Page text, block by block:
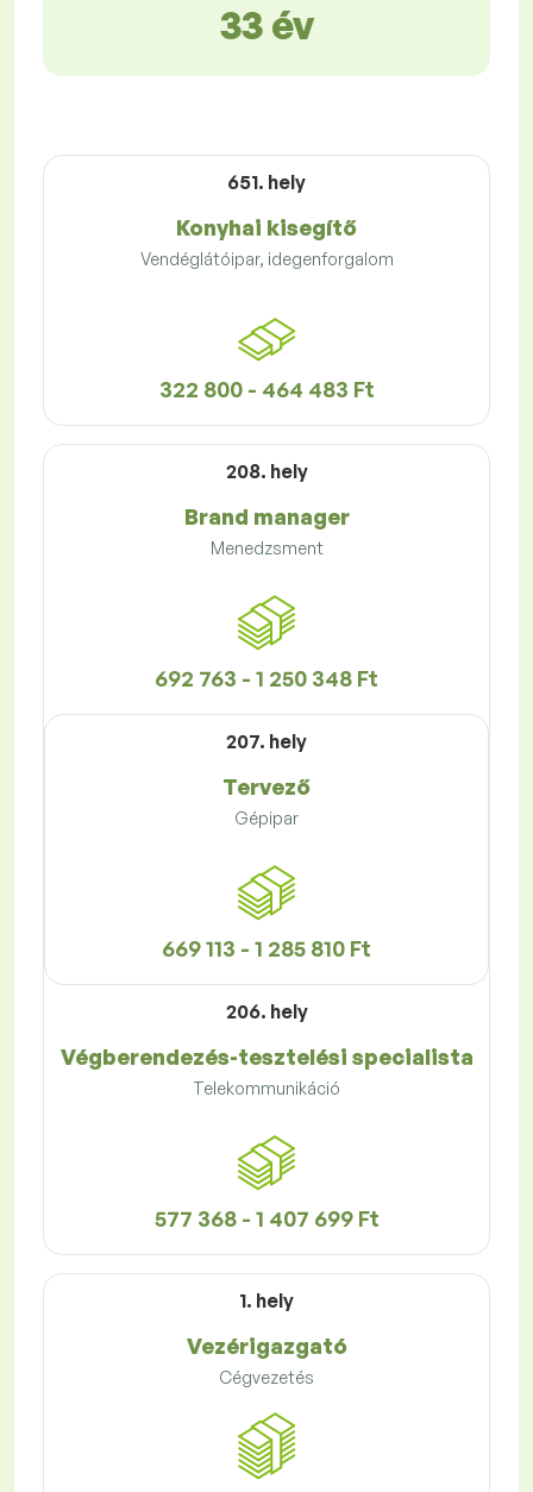
33 év
651. hely
Konyhai kisegítő
Vendéglátóipar, idegenforgalom
322 800 - 464 483 Ft
208. hely
Brand manager
Menedzsment
692 763 - 1 250 348 Ft
207. hely
Tervező
Gépipar
669 113 - 1 285 810 Ft
206. hely
Végberendezés-tesztelési specialista
Telekommunikáció
577 368 - 1 407 699 Ft
1. hely
Vezérigazgató
Cégvezetés